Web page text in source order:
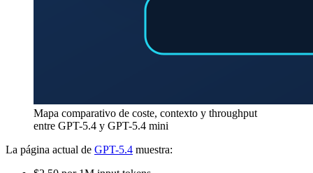
Mapa comparativo de coste, contexto y throughput
entre GPT-5.4 y GPT-5.4 mini
La página actual de GPT-5.4 muestra: